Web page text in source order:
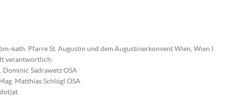
kath. Pfarre St. Augustin und dem Augustinerkonvent Wien, Wien I.
verantwortlich:
Dominic Sadrawetz OSA
Matthias Schlögl OSA